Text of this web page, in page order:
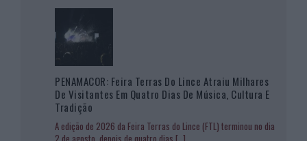
PENAMACOR: Feira Terras Do Lince Atraiu Milhares
De Visitantes Em Quatro Dias De Música, Cultura E
Tradição
A edição de 2026 da Feira Terras do Lince (FTL) terminou no dia
2 de agosto, depois de quatro dias […]